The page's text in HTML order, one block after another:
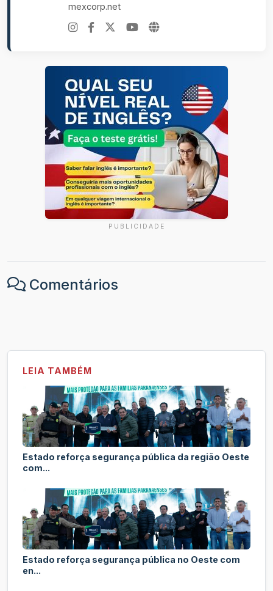
mexcorp.net
PUBLICIDADE
Comentários
LEIA TAMBÉM
Estado reforça segurança pública da região Oeste
com...
Estado reforça segurança pública no Oeste com
en...